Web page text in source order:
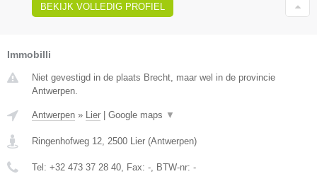
BEKIJK VOLLEDIG PROFIEL
Immobilli
Niet gevestigd in de plaats Brecht, maar wel in de provincie
Antwerpen.
Antwerpen » Lier Google maps ▼
Ringenhofweg 12 2500 Lier (Antwerpen)
Tel: +32 473 37 28 40 , Fax: - , BTW-nr: -